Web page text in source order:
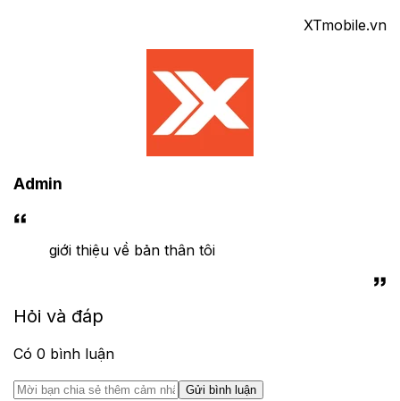
XTmobile.vn
Admin
giới thiệu về bản thân tôi
Hỏi và đáp
Có 0 bình luận
Gửi bình luận